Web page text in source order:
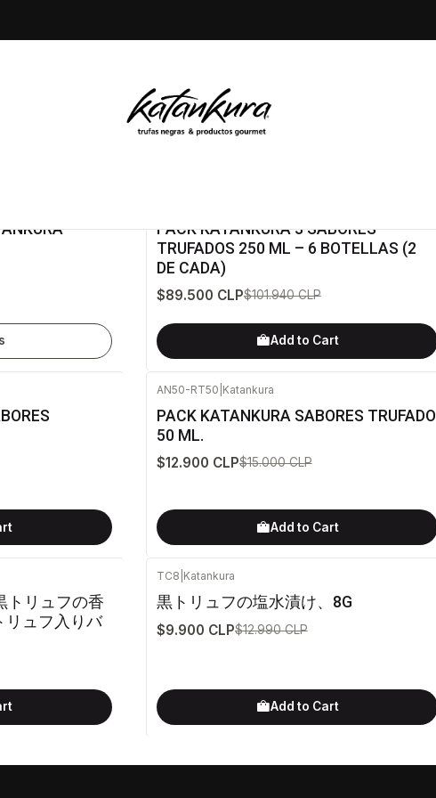
Regalos gourmet
–
PACK KATANKURA 3 SABORES
TRUFADOS 250 ML – 6 BOTELLAS (2
DE CADA)
$89.500 CLP$101.940 CLP
Add to Cart
AN50-RT50 Katankura
PACK KATANKURA SABORES TRUFADO
50 ML.
$12.900 CLP$15.000 CLP
Add to Cart
トリュフの香
リュフ入りバ
TC8 Katankura
黒トリュフの塩水漬け、8G
$9.900 CLP$12.990 CLP
Add to Cart